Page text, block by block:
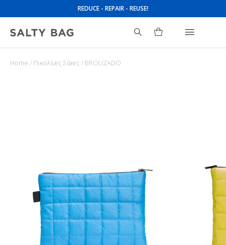
REDUCE - REPAIR - REUSE!
Search
Home / Πικολίνες Σάκες / BROUZADO